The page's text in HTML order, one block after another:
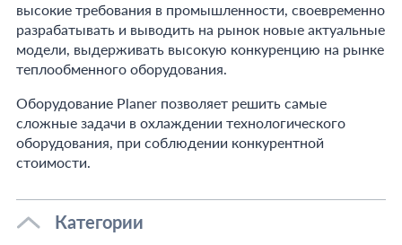
высокие требования в промышленности, своевременно
разрабатывать и выводить на рынок новые актуальные
модели, выдерживать высокую конкуренцию на рынке
теплообменного оборудования.
Оборудование Planer позволяет решить самые
сложные задачи в охлаждении технологического
оборудования, при соблюдении конкурентной
стоимости.
Категории